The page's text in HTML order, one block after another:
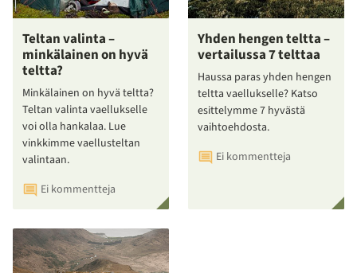
Teltan valinta –
minkälainen on hyvä
teltta?
Minkälainen on hyvä teltta?
Teltan valinta vaellukselle
voi olla hankalaa. Lue
vinkkimme vaellusteltan
valintaan.
Ei kommentteja
Yhden hengen teltta –
vertailussa 7 telttaa
Haussa paras yhden hengen
teltta vaellukselle? Katso
esittelymme 7 hyvästä
vaihtoehdosta.
Ei kommentteja